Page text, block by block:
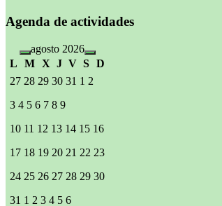
Agenda de actividades
agosto 2026
L
M X J V S D
27 28 29 30 31 1 2
3 4 5 6 7 8 9
10 11 12 13 14 15 16
17 18 19 20 21 22 23
24 25 26 27 28 29 30
31 1 2 3 4 5 6